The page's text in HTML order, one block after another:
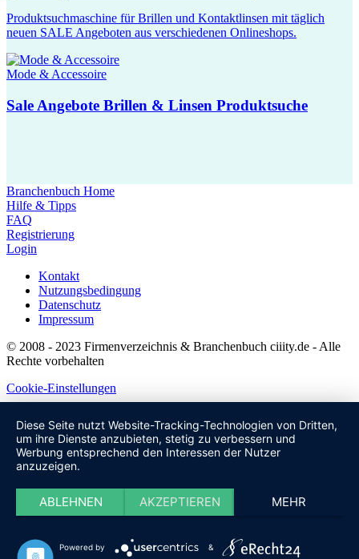
Produktsuchmaschine für Brillen und Kontaktlinsen mit täglich
neuen SALE Angeboten aus verschiedenen Onlineshops.
Mode & Accessoire
Sale Angebote Brillen & Linsen Produktsuche
Branchenbuch Home
Hilfe & Tipps
FAQ
Registrierung
Login
Kontakt
Nutzungsbedingung
Datenschutz
Impressum
© 2008 - 2023 Firmenverzeichnis & Branchenbuch ciiity.de - Alle
Rechte vorbehalten
Cookie-Einstellungen
Diese Seite nutzt Website-Tracking-Technologien von Dritten,
um ihre Dienste anzubieten, stetig zu verbessern und
Werbung entsprechend den Interessen der Nutzer
anzuzeigen.
ABLEHNEN AKZEPTIEREN MEHR
Powered by &